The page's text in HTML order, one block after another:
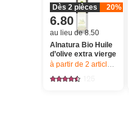
Dès 2 pièces 20%
6.80
au lieu de 8.50
Alnatura Bio Huile
d’olive extra vierge
à partir de 2 articles,